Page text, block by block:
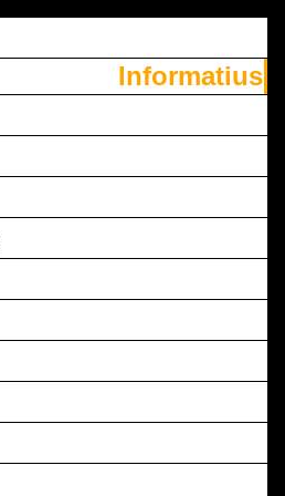
Informatius